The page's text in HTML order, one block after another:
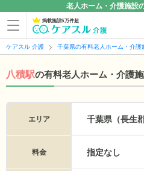
老人ホーム・介護施設
掲載施設5万件超
ケアスル 介護 千葉県の有料老人ホーム・介護
八積駅の有料老人ホーム・介護
エリア 千葉県（長生
料金 指定なし